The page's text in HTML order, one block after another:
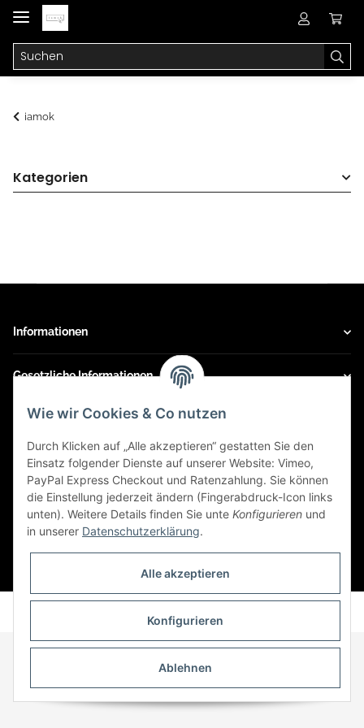
iamok
Kategorien
Informationen
Gesetzliche Informationen
Social Engagement
Kooperationspartner von iamok
* Alle Preise inkl. gesetzlicher USt., zzgl.Versand
Wie wir Cookies & Co nutzen
Durch Klicken auf „Alle akzeptieren“ gestatten Sie den
Einsatz folgender Dienste auf unserer Website: Vimeo,
PayPal Express Checkout und Ratenzahlung. Sie können
die Einstellung jederzeit ändern (Fingerabdruck-Icon links
unten). Weitere Details finden Sie unte Konfigurieren und
in unserer Datenschutzerklärung.
Alle akzeptieren
Konfigurieren
Ablehnen